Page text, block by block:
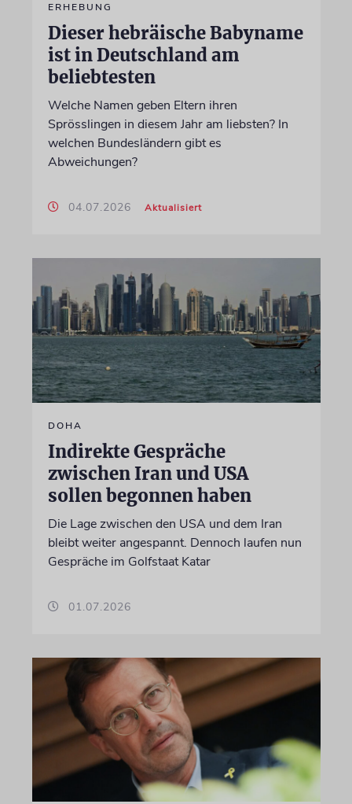
ERHEBUNG
Dieser hebräische Babyname
ist in Deutschland am
beliebtesten
Welche Namen geben Eltern ihren
Sprösslingen in diesem Jahr am liebsten? In
welchen Bundesländern gibt es
Abweichungen?
04.07.2026 Aktualisiert
DOHA
Indirekte Gespräche
zwischen Iran und USA
sollen begonnen haben
Die Lage zwischen den USA und dem Iran
bleibt weiter angespannt. Dennoch laufen nun
Gespräche im Golfstaat Katar
01.07.2026